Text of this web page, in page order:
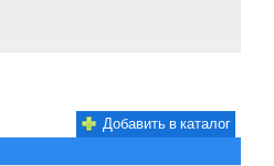
Добавить в каталог